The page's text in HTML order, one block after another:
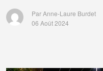
Par Anne-Laure Burdet
06 Août 2024